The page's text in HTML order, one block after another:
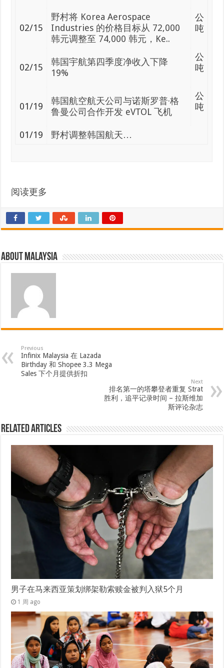
02/15
野村将 Korea Aerospace
Industries 的价格目标从 72,000
韩元调整至 74,000 韩元，Ke..
公
吨
02/15
韩国宇航第四季度净收入下降
19%
公
吨
01/19
韩国航空航天公司与诺斯罗普·格
鲁曼公司合作开发 eVTOL 飞机
公
吨
01/19 野村调整韩国航天…
阅读更多
About Malaysia
Previous
Infinix Malaysia 在 Lazada
Birthday 和 Shopee 3.3 Mega
Sales 下个月提供折扣
Next
排名第一的塔攀登者重复 Strat
胜利，追平记录时间 – 拉斯维加
斯评论杂志
Related Articles
男子在马来西亚策划绑架勒索赎金被判入狱5个月
1 周 ago